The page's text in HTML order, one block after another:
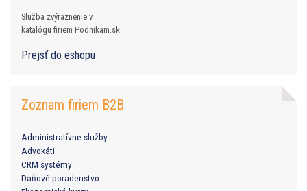
Služba zvýraznenie v
katalógu firiem Podnikam.sk
Prejsť do eshopu
Zoznam firiem B2B
Administratívne služby
Advokáti
CRM systémy
Daňové poradenstvo